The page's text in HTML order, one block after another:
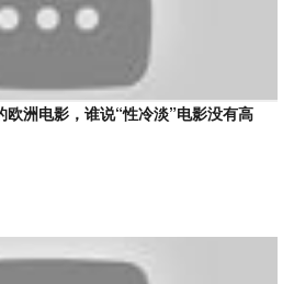
欧洲电影，谁说“性冷淡”电影没有高